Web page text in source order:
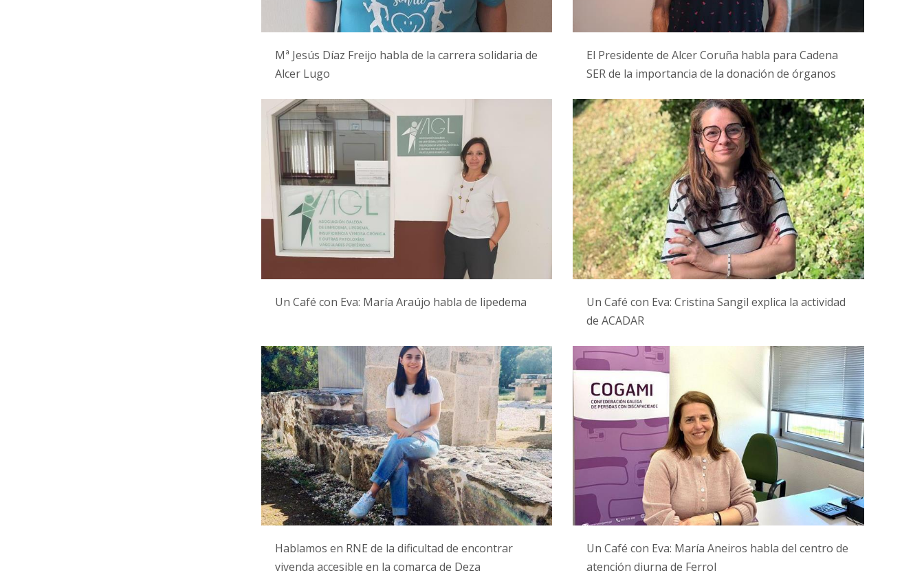
Mª Jesús Díaz Freijo habla de la carrera solidaria de
Alcer Lugo
El Presidente de Alcer Coruña habla para Cadena
SER de la importancia de la donación de órganos
Un Café con Eva: María Araújo habla de lipedema
Un Café con Eva: Cristina Sangil explica la actividad
de ACADAR
Hablamos en RNE de la dificultad de encontrar
vivenda accesible en la comarca de Deza
Un Café con Eva: María Aneiros habla del centro de
atención diurna de Ferrol